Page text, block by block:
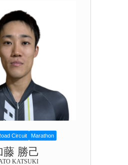
Circuit Marathon
藤 勝己
KATSUKI